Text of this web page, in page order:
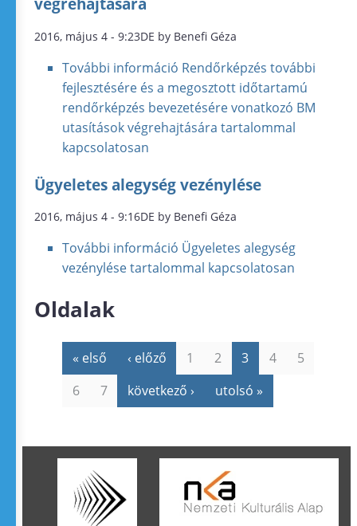
2016, május 4 - 9:23DE by Benefi Géza
További információ Rendőrképzés további
fejlesztésére és a megosztott időtartamú
rendőrképzés bevezetésére vonatkozó BM
utasítások végrehajtására tartalommal
kapcsolatosan
Ügyeletes alegység vezénylése
2016, május 4 - 9:16DE by Benefi Géza
További információ Ügyeletes alegység
vezénylése tartalommal kapcsolatosan
Oldalak
« első ‹ előző 1 2 3 4
5
6
7 következő › utolsó »